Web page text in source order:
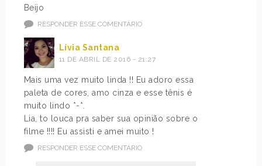
Beijo
RESPONDER ESSE COMENTÁRIO
Lívia Santana
11 DE ABRIL DE 2016 - 21:27
Mais uma vez muito linda !! Eu adoro essa
paleta de cores, amo cinza e esse tênis é
muito lindo *-*.
Lia, to louca pra saber sua opinião sobre o
filme !!!! Eu assisti e amei muito !
RESPONDER ESSE COMENTÁRIO